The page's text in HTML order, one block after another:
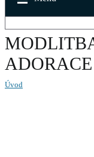
ADORACE
Úvod